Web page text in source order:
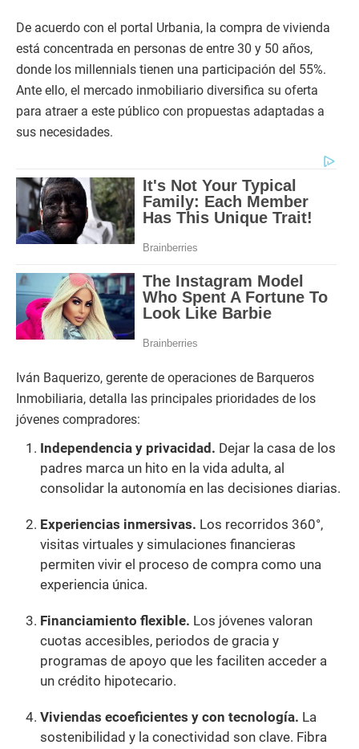
De acuerdo con el portal Urbania, la compra de vivienda
está concentrada en personas de entre 30 y 50 años,
donde los millennials tienen una participación del 55%.
Ante ello, el mercado inmobiliario diversifica su oferta
para atraer a este público con propuestas adaptadas a
sus necesidades.
Iván Baquerizo, gerente de operaciones de Barqueros
Inmobiliaria, detalla las principales prioridades de los
jóvenes compradores:
Independencia y privacidad. Dejar la casa de los
padres marca un hito en la vida adulta, al
consolidar la autonomía en las decisiones diarias.
Experiencias inmersivas. Los recorridos 360°,
visitas virtuales y simulaciones financieras
permiten vivir el proceso de compra como una
experiencia única.
Financiamiento flexible. Los jóvenes valoran
cuotas accesibles, periodos de gracia y
programas de apoyo que les faciliten acceder a
un crédito hipotecario.
Viviendas ecoeficientes y con tecnología. La
sostenibilidad y la conectividad son clave. Fibra